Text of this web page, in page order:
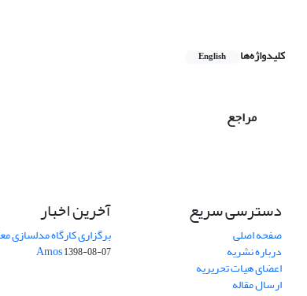
کلیدواژه‌ها English
مراجع
دسترسی سریع
صفحه اصلی
درباره نشریه
اعضای هیات تحریریه
ارسال مقاله
آخرین اخبار
برگزاری کارگاه مدلسازی
Amos1398-08-07